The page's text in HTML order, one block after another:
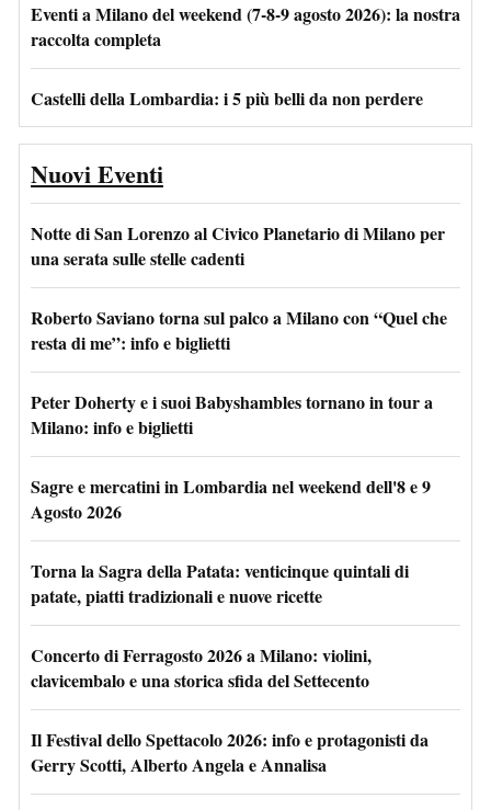
Eventi a Milano del weekend (7-8-9 agosto 2026): la nostra
raccolta completa
Castelli della Lombardia: i 5 più belli da non perdere
Nuovi Eventi
Notte di San Lorenzo al Civico Planetario di Milano per
una serata sulle stelle cadenti
Roberto Saviano torna sul palco a Milano con “Quel che
resta di me”: info e biglietti
Peter Doherty e i suoi Babyshambles tornano in tour a
Milano: info e biglietti
Sagre e mercatini in Lombardia nel weekend dell'8 e 9
Agosto 2026
Torna la Sagra della Patata: venticinque quintali di
patate, piatti tradizionali e nuove ricette
Concerto di Ferragosto 2026 a Milano: violini,
clavicembalo e una storica sfida del Settecento
Il Festival dello Spettacolo 2026: info e protagonisti da
Gerry Scotti, Alberto Angela e Annalisa